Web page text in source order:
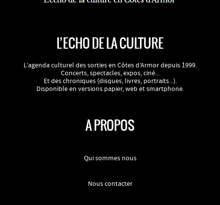
L’ECHO DE LA CULTURE
L’agenda culturel des sorties en Côtes d’Armor depuis 1999.
Concerts, spectacles, expos, ciné...
Et des chroniques (disques, livres, portraits...).
Disponible en versions papier, web et smartphone.
A PROPOS
Qui sommes nous
Nous contacter